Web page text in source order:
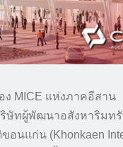
ง MICE แห่งภาคอีสาน
ริษัทผู้พัฒนาอสังหาริมท
อนแก่น (Khonkaen